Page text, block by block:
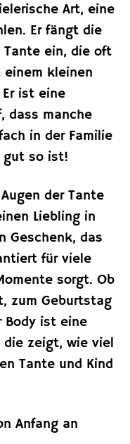
Art, eine
Er fängt die
Tante ein, die oft
kleinen
ist eine
dass manche
in der Familie
gut so ist!
der Tante
Liebling in
Geschenk, das
für viele
sorgt. Ob
zum Geburtstag
Body ist eine
die zeigt, wie viel
Tante und Kind
Anfang an